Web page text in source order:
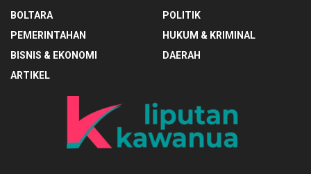
BOLTARA
POLITIK
PEMERINTAHAN
HUKUM & KRIMINAL
BISNIS & EKONOMI
DAERAH
ARTIKEL